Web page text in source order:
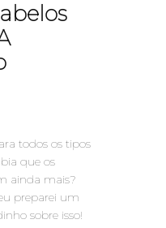
todos os tipos
que os
ainda mais?
preparei um
sobre isso!